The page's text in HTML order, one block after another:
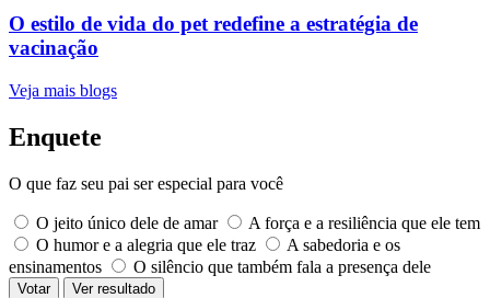
O estilo de vida do pet redefine a estratégia de
vacinação
Veja mais blogs
Enquete
O que faz seu pai ser especial para você
O jeito único dele de amar
A força e a resiliência que ele tem
O humor e a alegria que ele traz
A sabedoria e os
ensinamentos
O silêncio que também fala a presença dele
Votar Ver resultado